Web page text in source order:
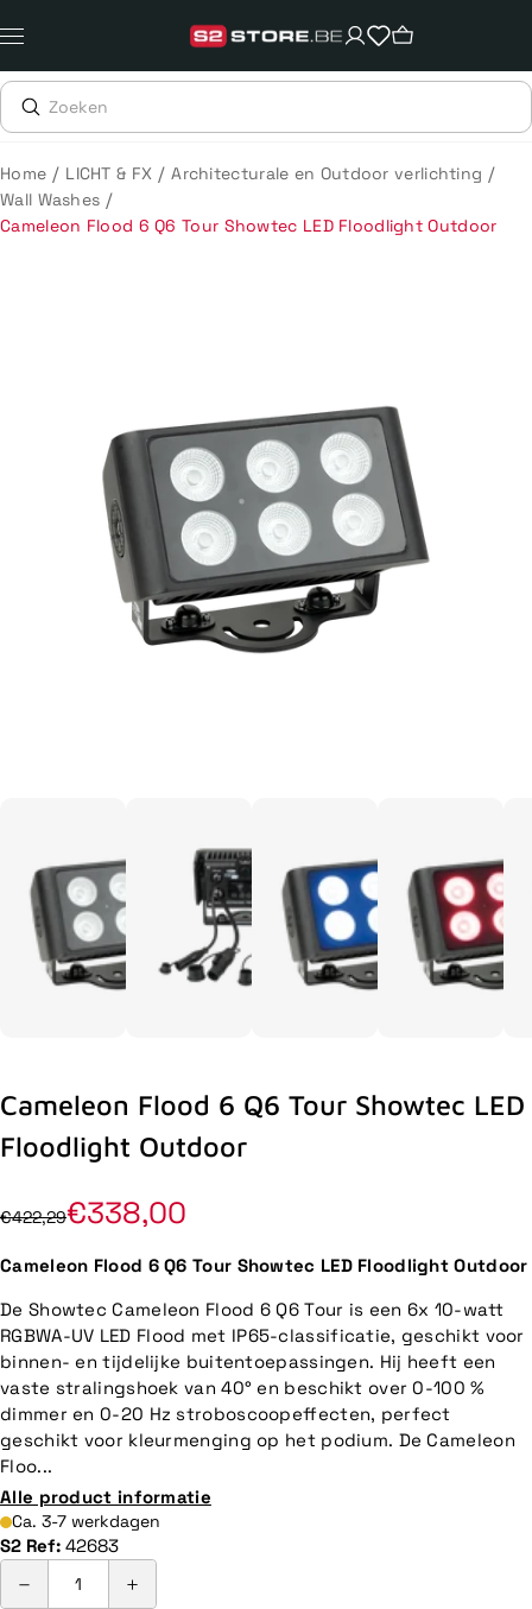
naar
content
Home / LICHT & FX / Architecturale en Outdoor verlichting /
Wall Washes /
Cameleon Flood 6 Q6 Tour Showtec LED Floodlight Outdoor
Cameleon Flood 6 Q6 Tour Showtec LED
Floodlight Outdoor
€422,29€338,00
Cameleon Flood 6 Q6 Tour Showtec LED Floodlight Outdoor
De Showtec Cameleon Flood 6 Q6 Tour is een 6x 10-watt
RGBWA-UV LED Flood met IP65-classificatie, geschikt voor
binnen- en tijdelijke buitentoepassingen. Hij heeft een
vaste stralingshoek van 40° en beschikt over 0-100 %
dimmer en 0-20 Hz stroboscoopeffecten, perfect
geschikt voor kleurmenging op het podium. De Cameleon
Floo...
Alle product informatie
Ca. 3-7 werkdagen
S2 Ref: 42683